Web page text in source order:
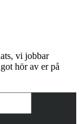
vi jobbar
hör av er på